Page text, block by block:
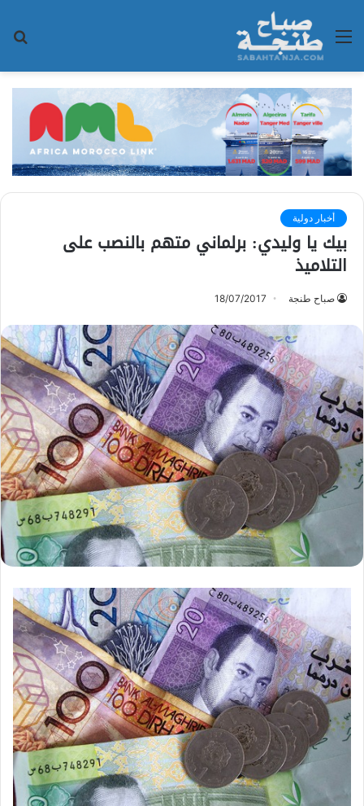
القائمة
أخبار دولية
بيك يا وليدي: برلماني متهم بالنصب على
التلاميذ
صباح طنجة 18/07/2017